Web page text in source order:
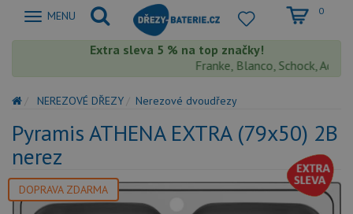
Zobrazit
MENU 0
Extra sleva 5 % na top značky!
Franke, Blanco, Schock,
NEREZOVÉ DŘEZY Nerezové dvoudřezy
Pyramis ATHENA EXTRA (79x50) 2B
nerez
DOPRAVA ZDARMA